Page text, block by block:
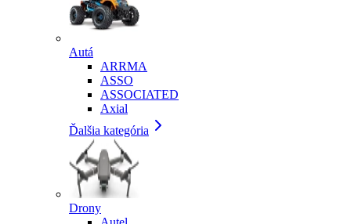
Autá
ARRMA
ASSO
ASSOCIATED
Axial
Ďalšia kategória
Drony